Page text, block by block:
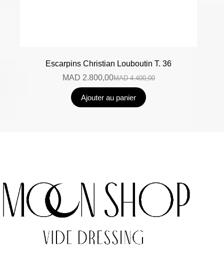
Escarpins Christian Louboutin T. 36
MAD4.400,00
MAD 2.800,00
Ajouter au panier